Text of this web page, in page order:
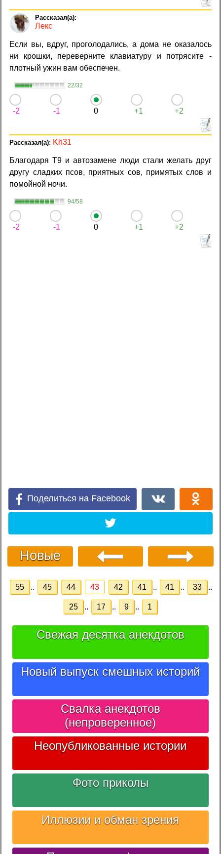
Лекс
Если вы, вдруг, проголодались, а дома не оказалось
ни крошки, переверните клавиатуру и потрясите -
плотный ужин вам обеспечен.
22/32
-2 -1 0 +1 +2
Kh31
Благодаря T9 и автозамене люди стали желать друг
другу сладких псов, приятных сов, примятых слов и
помойной ночи.
94/58
-2 -1 0 +1 +2
Поделиться на Facebook
Новые
55 .. 45 44 43 42 41 .. 41 .. 33 ..
25 .. 17 .. 9 .. 1
Свежая десятка анекдотов
Новый выпуск смешных историй
Свалка анекдотов
(непроверенное)
Неопубликованные истории
Фото приколы
Иллюзии и обман зрения